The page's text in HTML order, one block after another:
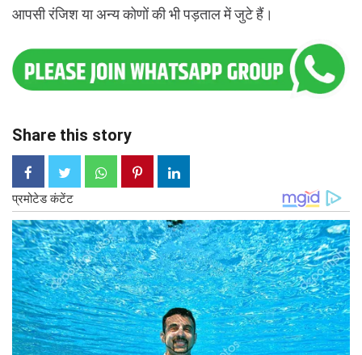
आपसी रंजिश या अन्य कोणों की भी पड़ताल में जुटे हैं।
Share this story